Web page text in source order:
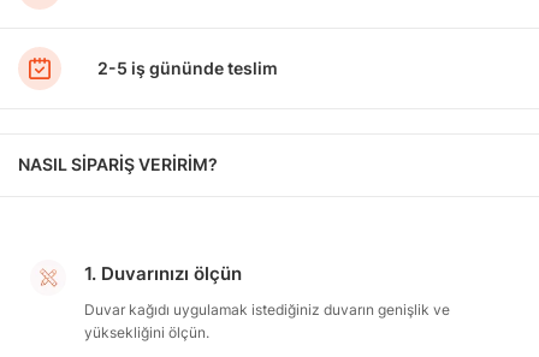
2-5 iş gününde teslim
NASIL SİPARİŞ VERİRİM?
1. Duvarınızı ölçün
Duvar kağıdı uygulamak istediğiniz duvarın genişlik ve
yüksekliğini ölçün.